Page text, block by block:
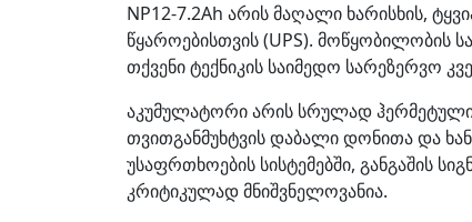
NP12-7.2Ah არის მაღალი ხარისხის,
წყაროებისთვის (UPS). მოწყობილობის
თქვენი ტექნიკის საიმედო სარეზერვო
აკუმულატორი არის სრულად ჰერმეტული
თვითგანმუხტვის დაბალი დონითა და
უსაფრთხოების სისტემებში, განგაშის
კრიტიკულად მნიშვნელოვანია.